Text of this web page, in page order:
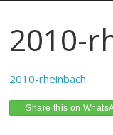
2010-
2010-rheinbach
Share this on